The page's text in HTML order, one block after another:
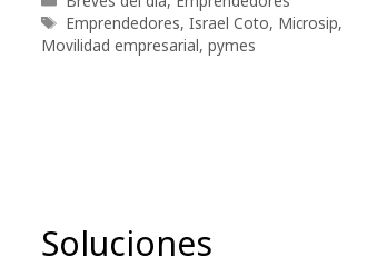
Etiquetas
Emprendedores, Israel Coto, Microsip,
Movilidad empresarial, pymes
Soluciones